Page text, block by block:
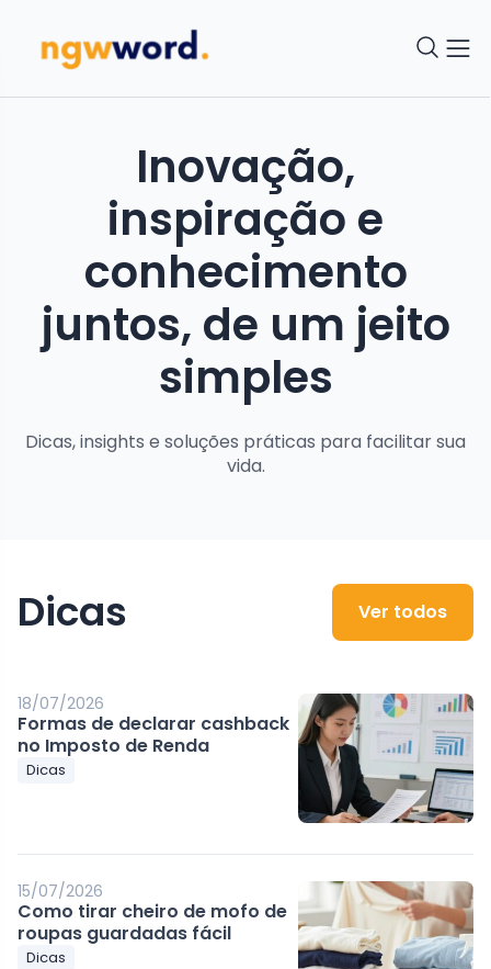
Inovação,
inspiração e
conhecimento
juntos, de um jeito
simples
Dicas, insights e soluções práticas para facilitar sua
vida.
Dicas Ver todos
18/07/2026
Formas de declarar cashback
no Imposto de Renda
Dicas
15/07/2026
Como tirar cheiro de mofo de
roupas guardadas fácil
Dicas